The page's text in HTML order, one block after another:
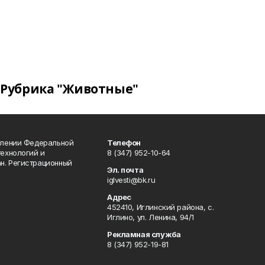
Рубрика "Животные"
Федеральной
и
Регистрационный
Телефон
8 (347) 952-10-64
Эл. почта
iglvesti@bk.ru
Адрес
452410, Иглинский района, с.
Иглино, ул. Ленина, 94/1
Рекламная служба
8 (347) 952-19-81